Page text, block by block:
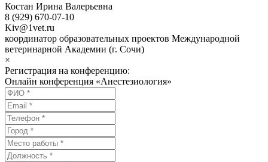
Костан Ирина Валерьевна
8 (929) 670-07-10
Kiv@1vet.ru
координатор образовательных проектов Международной
ветеринарной Академии (г. Сочи)
×
Регистрация на конференцию:
Онлайн конференция «Анестезиология»